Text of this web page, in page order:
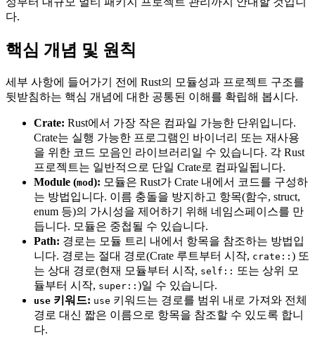
다.
핵심 개념 및 원칙
세부 사항에 들어가기 전에 Rust의 모듈성과 프로젝트 구조를
뒷받침하는 핵심 개념에 대한 공통된 이해를 확립해 봅시다.
Crate: Rust에서 가장 작은 컴파일 가능한 단위입니다.
Crate는 실행 가능한 프로그램인 바이너리 또는 재사용
을 위한 코드 모음인 라이브러리일 수 있습니다. 각 Rust
프로젝트는 일반적으로 단일 Crate로 컴파일됩니다.
Module (mod ): 모듈은 Rust가 Crate 내에서 코드를 구성하
는 방법입니다. 이름 충돌을 방지하고 항목(함수, struct,
enum 등)의 가시성을 제어하기 위해 네임스페이스를 만
듭니다. 모듈은 중첩될 수 있습니다.
Path: 경로는 모듈 트리 내에서 항목을 참조하는 방법입
니다. 경로는 절대 경로(Crate 루트부터 시작, crate:: ) 또
는 상대 경로(현재 모듈부터 시작, self:: 또는 상위 모
듈부터 시작, super:: )일 수 있습니다.
use 키워드: use 키워드는 경로를 범위 내로 가져와 전체
경로 대신 짧은 이름으로 항목을 참조할 수 있도록 합니
다.